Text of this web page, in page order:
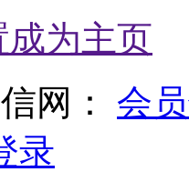
成为主页
网：
会
录